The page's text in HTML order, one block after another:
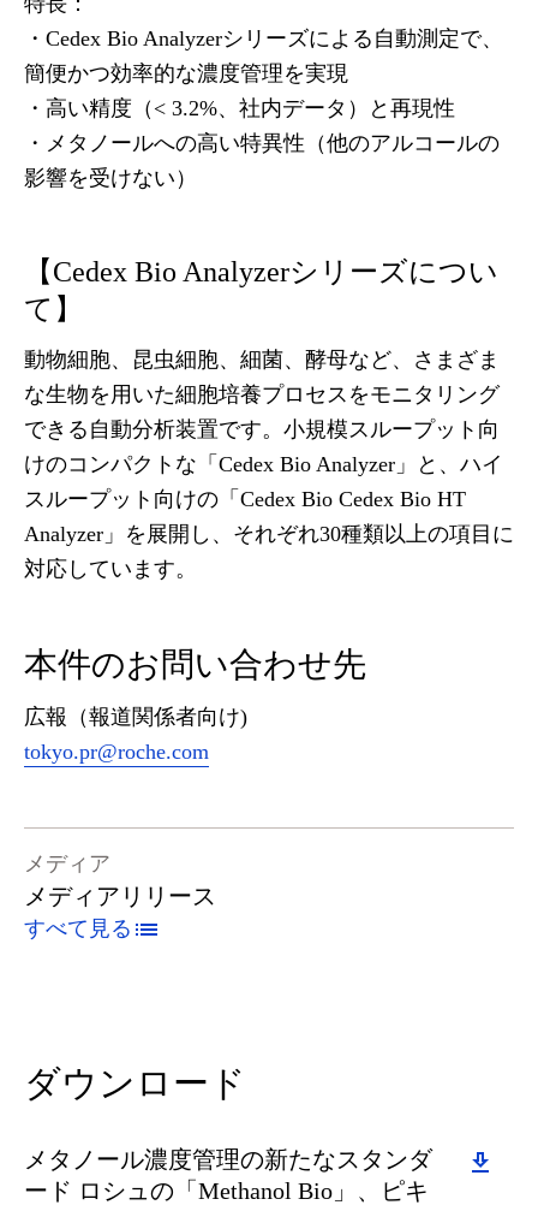
・Cedex Bio Analyzerシリーズによる自動測定で、
簡便かつ効率的な濃度管理を実現
・高い精度（< 3.2%、社内データ）と再現性
・メタノールへの高い特異性（他のアルコールの
影響を受けない）
【Cedex Bio Analyzerシリーズについ
て】
動物細胞、昆虫細胞、細菌、酵母など、さまざま
な生物を用いた細胞培養プロセスをモニタリング
できる自動分析装置です。小規模スループット向
けのコンパクトな「Cedex Bio Analyzer」と、ハイ
スループット向けの「Cedex Bio Cedex Bio HT
Analyzer」を展開し、それぞれ30種類以上の項目に
対応しています。
本件のお問い合わせ先
広報（報道関係者向け)
tokyo.pr@roche.com
メディア
メディアリリース
すべて見る
ダウンロード
Download
メタノール濃度管理の新たなスタンダ
ード ロシュの「Methanol Bio」、ピキ